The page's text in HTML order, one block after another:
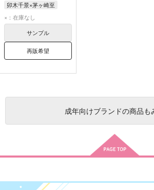
卯木千景×茅ヶ崎至
卯木千景
×：在庫なし
サンプル
再販希望
成年向けブランドの商品も